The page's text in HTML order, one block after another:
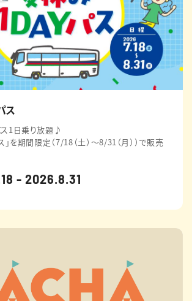
ス
ス1日乗り放題♪
を期間限定（7/18（土）～8/31（月））で販売
- 2026.8.31